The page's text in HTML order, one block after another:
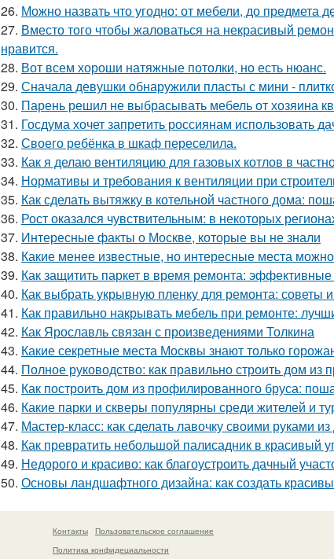
26. Можно назвать что угодно: от мебели, до предмета
27. Вместо того чтобы жаловаться на некрасивый
нравится.
28. Вот всем хороши натяжные потолки, но есть нюанс.
29. Сначала девушки обнаружили пласты с мини -
30. Парень решил не выбрасывать мебель от хозяина
31. Госдума хочет запретить россиянам использовать
32. Своего ребёнка в шкаф переселила.
33. Как я делаю вентиляцию для газовых котлов в
34. Нормативы и требования к вентиляции при
35. Как сделать вытяжку в котельной частного дома:
36. Рост оказался чувствительным: в некоторых
37. Интересные факты о Москве, которые вы не знали
38. Какие менее известные, но интересные места
39. Как защитить паркет в время ремонта:
40. Как выбрать укрывную пленку для ремонта: советы
41. Как правильно накрывать мебель при ремонте:
42. Как Ярославль связан с произведениями Толкина
43. Какие секретные места Москвы знают только
44. Полное руководство: как правильно строить дом из
45. Как построить дом из профилированного бруса:
46. Какие парки и скверы популярны среди жителей и
47. Мастер-класс: как сделать лавочку своими руками
48. Как превратить небольшой палисадник в красивый
49. Недорого и красиво: как благоустроить дачный
50. Основы ландшафтного дизайна: как создать
Контакты
Пользовательское соглашение
Политика конфидециальности